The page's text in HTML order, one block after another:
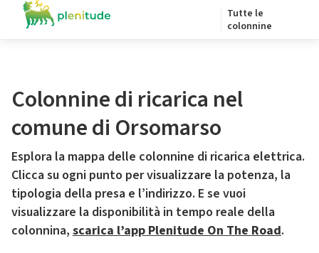
Tutte le
colonnine
Colonnine di ricarica nel
comune di Orsomarso
Esplora la mappa delle colonnine di ricarica elettrica.
Clicca su ogni punto per visualizzare la potenza, la
tipologia della presa e l’indirizzo. E se vuoi
visualizzare la disponibilità in tempo reale della
colonnina, scarica l’app Plenitude On The Road.